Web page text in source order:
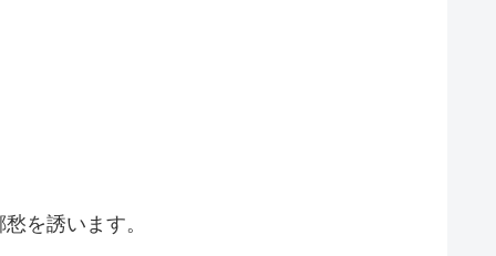
を誘います。